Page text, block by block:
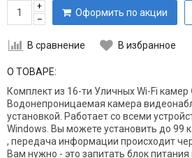
+
–
Оформить по акции
В сравнение В избранное
О ТОВАРЕ:
Комплект из 16-ти Уличных Wi-Fi камер
Водонепроницаемая камера
установкой. Работает со всеми
Windows. Вы можете установить до 99
, передача информации происходит
Вам нужно - это запитать блок